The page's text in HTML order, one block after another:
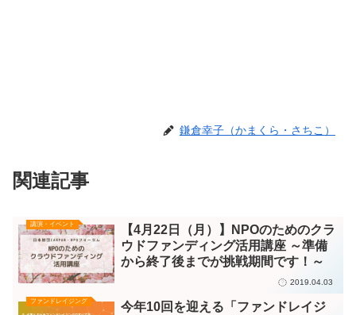
鎌倉幸子（かまくら・さちこ）
関連記事
講演・イベント
【4月22日（月）】NPOのためのクラ
ウドファンディング活用講座 ～準備
から終了後までが挑戦期間です！～
2019.04.03
ファンドレイジング
今年10回を迎える「ファンドレイジ